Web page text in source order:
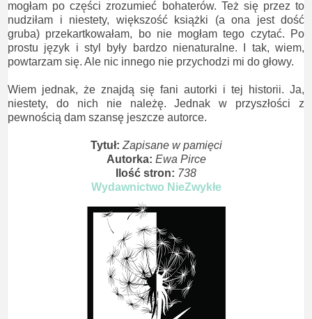
mogłam po części zrozumieć bohaterów. Też się przez to
nudziłam i niestety, większość książki (a ona jest dość
gruba) przekartkowałam, bo nie mogłam tego czytać. Po
prostu język i styl były bardzo nienaturalne. I tak, wiem,
powtarzam się. Ale nic innego nie przychodzi mi do głowy.
Wiem jednak, że znajdą się fani autorki i tej historii. Ja,
niestety, do nich nie należę. Jednak w przyszłości z
pewnością dam szansę jeszcze autorce.
Tytuł: Zapisane w pamięci
Autorka: Ewa Pirce
Ilość stron: 738
Wydawnictwo NieZwykłe